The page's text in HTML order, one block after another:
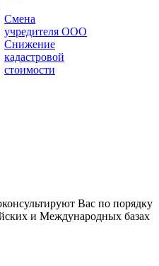
Смена
учредителя ООО
Снижение
кадастровой
стоимости
Вас по порядку
и Международных базах